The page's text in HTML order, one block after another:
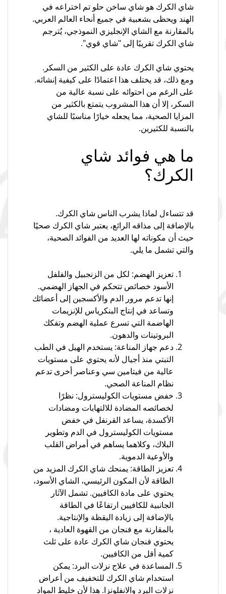
شاي الكرك هو شاي ساخن حلو تم اختراعه في
الهند ويحظى بشعبية في جميع أنحاء العالم العربي.
بالمقارنة مع الشاي الإنجليزي النموذجي، يُترجم
شاي الكرك تقريبًا إلى "شاي قوي".
يحتوي شاي الكرك عادة على الكثير من السكر.
ومع ذلك، قد يختلف هذا اعتمادًا على كيفية إنشائه.
على الرغم من احتوائه على نسبة عالية من
السكر، إلا أن هذا المشروب يتمتع بالكثير من
المزايا الصحية، مما يجعله خيارًا مناسبًا للشاي
بالنسبة للكثيرين.
ما هي فوائد شاي
الكرك؟
قد تتساءل لماذا يشرب الناس شاي الكرك.
بالإضافة إلى مذاقه الرائع، يعتبر شاي الكرك صحيًا
حيث أن مكوناته لها العديد من الفوائد الصحية،
والتي تشمل ما يلي.
تعزيز الهضم: لكل من الزنجبيل والفلفل
الأسود خصائص تتحكم في الجهاز الهضمي.
إنها تدعم مرور الدم والأكسجين إلى أعضائك
وتساعد في إنتاج البنكرياس للإنزيمات
الهاضمة التي تسرع عملية الهضم وتفكك
البروتينات والدهون.
دعم جهاز المناعة: يستخدم الهيل في الطب
التبتي منذ أجيال لأنه يحتوي على مستويات
عالية من فيتامين سي وعناصر أخرى تدعم
نظام المناعة الصحي.
خفض مستويات الكوليسترول: نظرًا
لخصائصه المضادة للالتهابات ومضادات
الأكسدة، يساعد القرنفل في خفض
مستويات الكوليسترول في الدم وتطوير
البلاك، وكلاهما يساهم في أمراض القلب
والأوعية الدموية.
تعزيز الطاقة: يمنحك شاي الكرك المزيد من
الطاقة لأن المكون الرئيسي، الشاي الأسود،
يحتوي على مادة الكافيين. تشمل الآثار
الجانبية للكافيين ارتفاعًا في الطاقة
بالإضافة إلى زيادة اليقظة والإنتاجية.
بالمقارنة مع فنجان من القهوة العادية ،
يحتوي فنجان شاي الكرك عادة على ثلث
كمية أقل من الكافيين.
المساعدة في علاج نزلات البرد: يمكن
استخدام شاي الكرك للتخفيف من أعراض
نزلات البرد والانفلونزا. هذا لأن خليط المواد